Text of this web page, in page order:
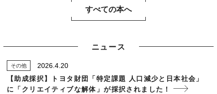
すべての本へ
ニュース
その他
2026.4.20
【助成採択】トヨタ財団「特定課題 人口減少と日本社会」
に「クリエイティブな解体」が採択されました！